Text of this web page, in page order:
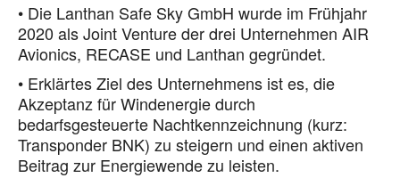
• Die Lanthan Safe Sky GmbH wurde im Frühjahr
2020 als Joint Venture der drei Unternehmen AIR
Avionics, RECASE und Lanthan gegründet.
• Erklärtes Ziel des Unternehmens ist es, die
Akzeptanz für Windenergie durch
bedarfsgesteuerte Nachtkennzeichnung (kurz:
Transponder BNK) zu steigern und einen aktiven
Beitrag zur Energiewende zu leisten.